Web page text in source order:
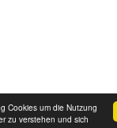
Cookies um die Nutzung
zu verstehen und sich